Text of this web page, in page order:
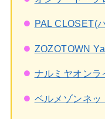
PAL CLOSET(
ZOZOTOWN
ナルミヤオン
ベルメゾンネッ